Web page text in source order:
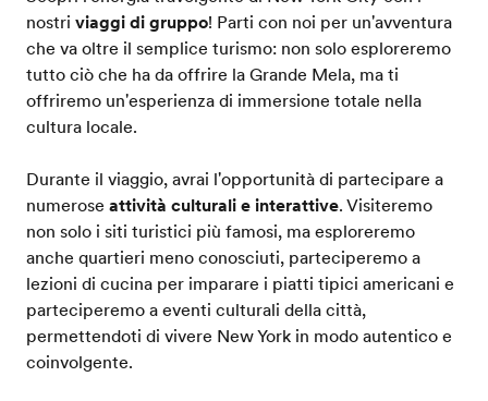
nostri viaggi di gruppo! Parti con noi per un'avventura
che va oltre il semplice turismo: non solo esploreremo
tutto ciò che ha da offrire la Grande Mela, ma ti
offriremo un'esperienza di immersione totale nella
cultura locale.
Durante il viaggio, avrai l'opportunità di partecipare a
numerose attività culturali e interattive. Visiteremo
non solo i siti turistici più famosi, ma esploreremo
anche quartieri meno conosciuti, parteciperemo a
lezioni di cucina per imparare i piatti tipici americani e
parteciperemo a eventi culturali della città,
permettendoti di vivere New York in modo autentico e
coinvolgente.